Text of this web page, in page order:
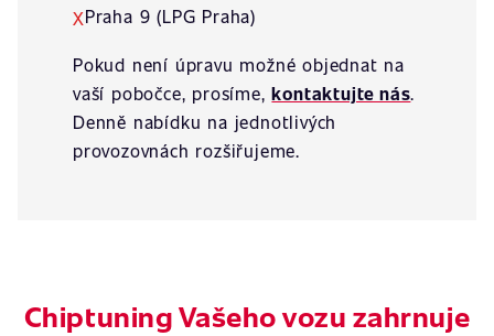
XPraha 9 (LPG Praha)
Pokud není úpravu možné objednat na
vaší pobočce, prosíme,kontaktujte nás.
Denně nabídku na jednotlivých
provozovnách rozšiřujeme.
Chiptuning Vašeho vozu zahrnuje